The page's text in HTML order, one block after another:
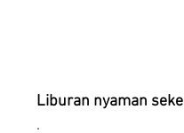
Liburan nyaman
.